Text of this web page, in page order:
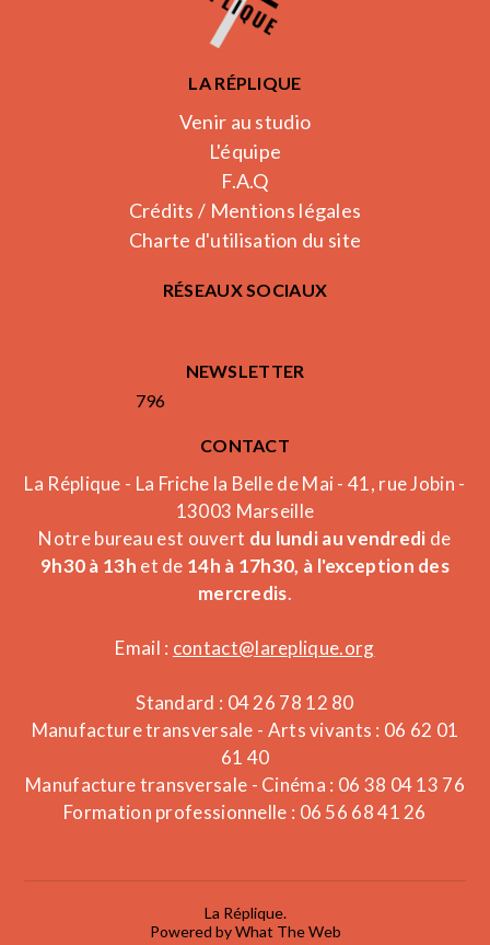
LA RÉPLIQUE
Venir au studio
L'équipe
F.A.Q
Crédits / Mentions légales
Charte d'utilisation du site
RÉSEAUX SOCIAUX
NEWSLETTER
796
CONTACT
La Réplique - La Friche la Belle de Mai - 41, rue Jobin -
13003 Marseille
Notre bureau est ouvert du lundi au vendredi de
9h30 à 13h et de 14h à 17h30, à l'exception des
mercredis.
Email : contact@lareplique.org
Standard : 04 26 78 12 80
Manufacture transversale - Arts vivants : 06 62 01
61 40
Manufacture transversale - Cinéma : 06 38 04 13 76
Formation professionnelle : 06 56 68 41 26
La Réplique.
Powered by What The Web